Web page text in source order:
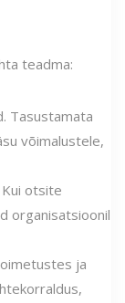
teadma:
Tasustamata
võimalustele,
Kui otsite
organisatsioonil
ja